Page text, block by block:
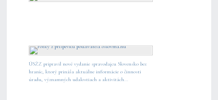
ÚSŽZ pripravil nové vydanie spravodajcu Slovensko bez
hraníc, ktorý prináša aktuálne informácie o činnosti
úradu, významných udalostiach a aktivitách...